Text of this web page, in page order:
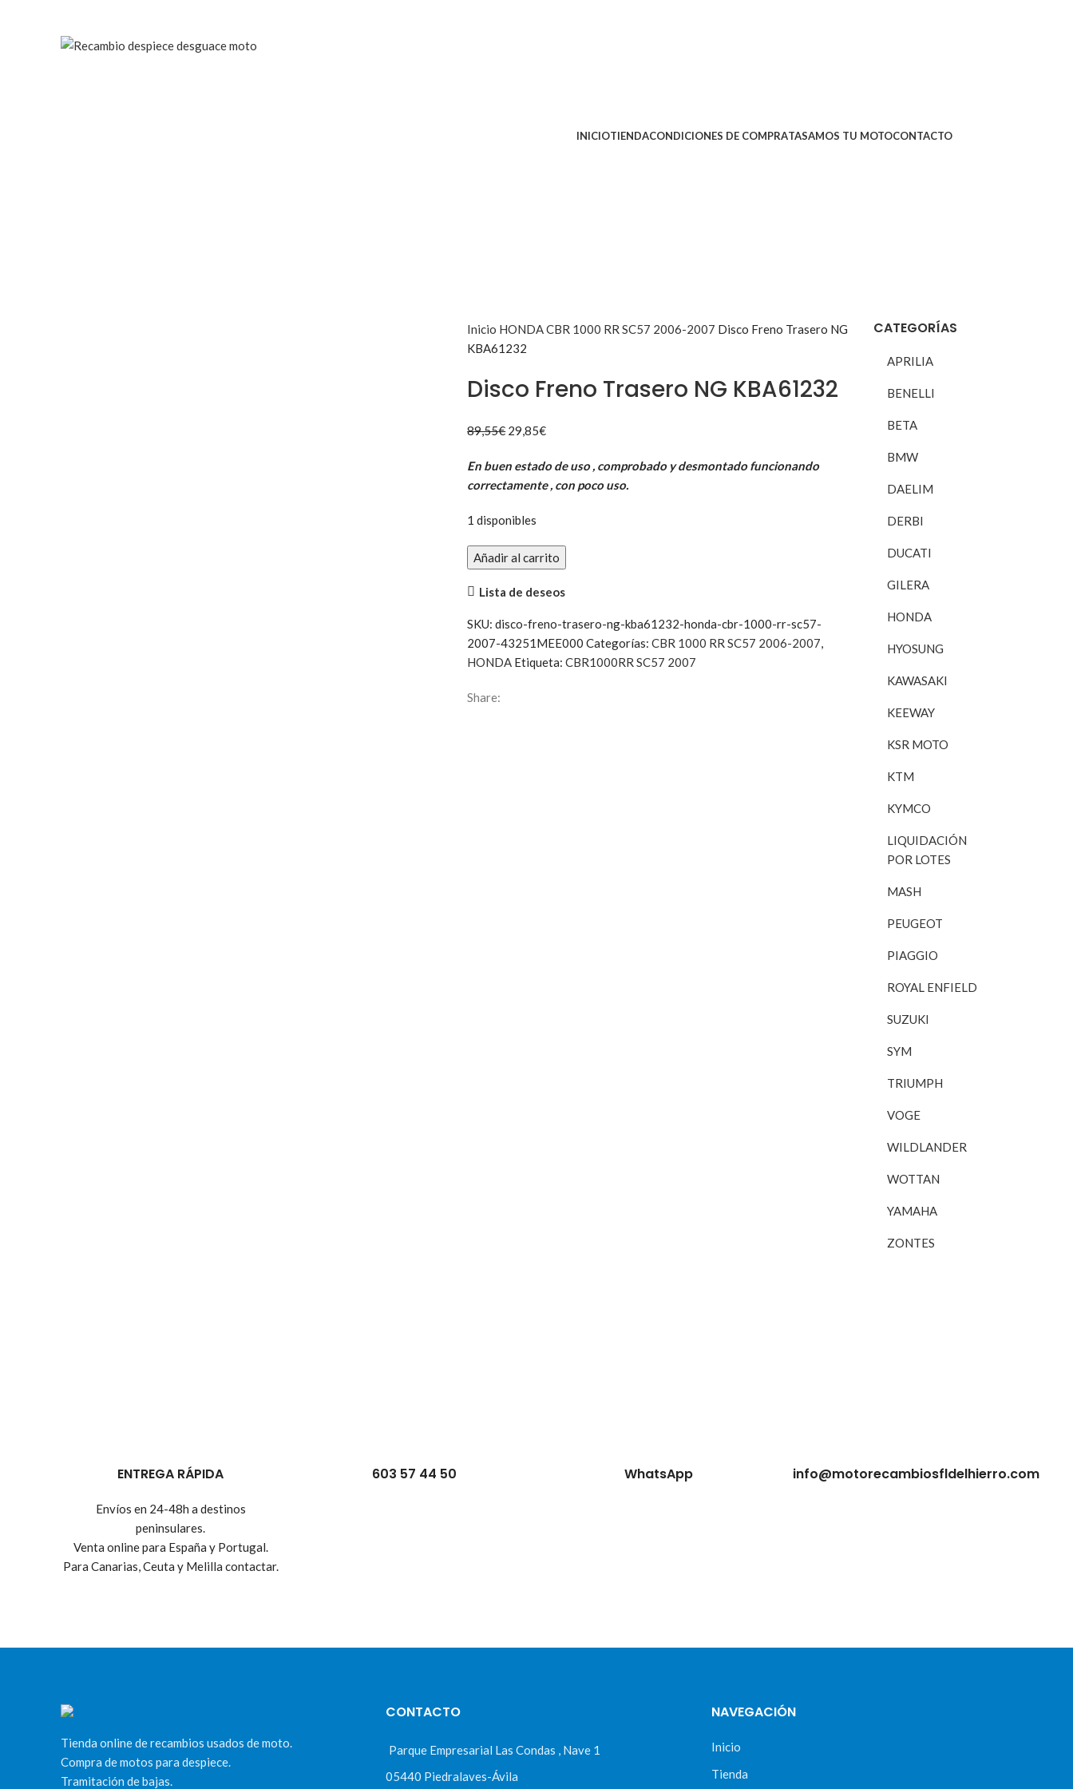
INICIOTIENDACONDICIONES DE COMPRATASAMOS TU MOTOCONTACTO
Inicio HONDACBR 1000 RR SC57 2006-2007 Disco Freno Trasero NG
KBA61232
Disco Freno Trasero NG KBA61232
89,55€ El
original
era:
29,85€El
actual
es:
En buen estado de uso , comprobado y desmontado funcionando
correctamente , con poco uso.
1 disponibles
Disco
Freno
Trasero
KBA61232
cantidad
Añadir al carrito
Lista de deseos
SKU:disco-freno-trasero-ng-kba61232-honda-cbr-1000-rr-sc57-
2007-43251MEE000Categorías: CBR 1000 RR SC57 2006-2007,
HONDA Etiqueta: CBR1000RR SC57 2007
Share:
CATEGORÍAS
APRILIA
BENELLI
BETA
BMW
DAELIM
DERBI
DUCATI
GILERA
HONDA
HYOSUNG
KAWASAKI
KEEWAY
KSR MOTO
KTM
KYMCO
LIQUIDACIÓN
POR LOTES
MASH
PEUGEOT
PIAGGIO
ROYAL ENFIELD
SUZUKI
SYM
TRIUMPH
VOGE
WILDLANDER
WOTTAN
YAMAHA
ZONTES
ENTREGA RÁPIDA
Envíos en 24-48h a destinos
peninsulares.
Venta online para España y Portugal.
Para Canarias, Ceuta y Melilla contactar.
603 57 44 50 WhatsApp info@motorecambiosfldelhierro.com
Tienda online de recambios usados de moto.
Compra de motos para despiece.
Tramitación de bajas.
CONTACTO
Parque Empresarial Las Condas , Nave 1
05440 Piedralaves-Ávila
NAVEGACIÓN
Inicio
Tienda